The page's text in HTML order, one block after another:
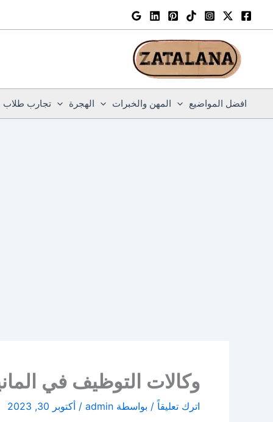
افضل المواضيع المهن والخبرات الهجرة تجارب طلاب
وكالات التوظيف في
اترك تعليقاً / بواسطة admin
/ أكتوبر 30, 2023